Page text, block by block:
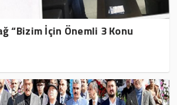
“Bizim İçin Önemli 3 Konu